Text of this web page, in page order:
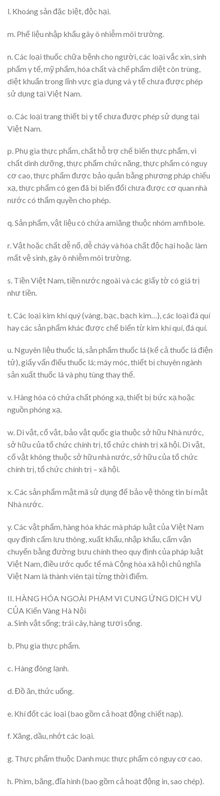
l. Khoáng sản đặc biệt, độc hại.
m. Phế liệu nhập khẩu gây ô nhiễm môi trường.
n. Các loại thuốc chữa bệnh cho người, các loại vắc xin, sinh
phẩm y tế, mỹ phẩm, hóa chất và chế phẩm diệt côn trùng,
diệt khuẩn trong lĩnh vực gia dụng và y tế chưa được phép
sử dụng tại Việt Nam.
o. Các loại trang thiết bị y tế chưa được phép sử dụng tại
Việt Nam.
p. Phụ gia thực phẩm, chất hỗ trợ chế biến thực phẩm, vi
chất dinh dưỡng, thực phẩm chức năng, thực phẩm có nguy
cơ cao, thực phẩm được bảo quản bằng phương pháp chiếu
xạ, thực phẩm có gen đã bị biến đổi chưa được cơ quan nhà
nước có thẩm quyền cho phép.
q. Sản phẩm, vật liệu có chứa amiăng thuộc nhóm amfibole.
r. Vật hoặc chất dễ nổ, dễ cháy và hóa chất độc hại hoặc làm
mất vệ sinh, gây ô nhiễm môi trường.
s. Tiền Việt Nam, tiền nước ngoài và các giấy tờ có giá trị
như tiền.
t. Các loại kim khí quý (vàng, bạc, bạch kim…), các loại đá quí
hay các sản phẩm khác được chế biến từ kim khí quí, đá quí.
u. Nguyên liệu thuốc lá, sản phẩm thuốc lá (kể cả thuốc lá điện
tử), giấy vấn điếu thuốc lá; máy móc, thiết bị chuyên ngành
sản xuất thuốc lá và phụ tùng thay thế.
v. Hàng hóa có chứa chất phóng xạ, thiết bị bức xạ hoặc
nguồn phóng xạ.
w. Di vật, cổ vật, bảo vật quốc gia thuộc sở hữu Nhà nước,
sở hữu của tổ chức chính trị, tổ chức chính trị xã hội. Di vật,
cổ vật không thuộc sở hữu nhà nước, sở hữu của tổ chức
chính trị, tổ chức chính trị – xã hội.
x. Các sản phẩm mật mã sử dụng để bảo vệ thông tin bí mật
Nhà nước.
y. Các vật phẩm, hàng hóa khác mà pháp luật của Việt Nam
quy định cấm lưu thông, xuất khẩu, nhập khẩu, cấm vận
chuyển bằng đường bưu chính theo quy định của pháp luật
Việt Nam, điều ước quốc tế mà Cộng hòa xã hội chủ nghĩa
Việt Nam là thành viên tại từng thời điểm.
II. HÀNG HÓA NGOÀI PHẠM VI CUNG ỨNG DỊCH VỤ
CỦA Kiến Vàng Hà Nội
a. Sinh vật sống; trái cây, hàng tươi sống.
b. Phụ gia thực phẩm.
c. Hàng đông lạnh.
d. Đồ ăn, thức uống.
e. Khí đốt các loại (bao gồm cả hoạt động chiết nạp).
f. Xăng, dầu, nhớt các loại.
g. Thực phẩm thuộc Danh mục thực phẩm có nguy cơ cao.
h. Phim, băng, đĩa hình (bao gồm cả hoạt động in, sao chép).